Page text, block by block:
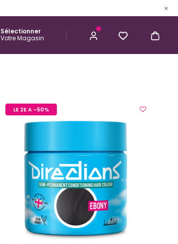
Sélectionner
Votre MagasinHomme
Kérastase
LE 2E A -50%